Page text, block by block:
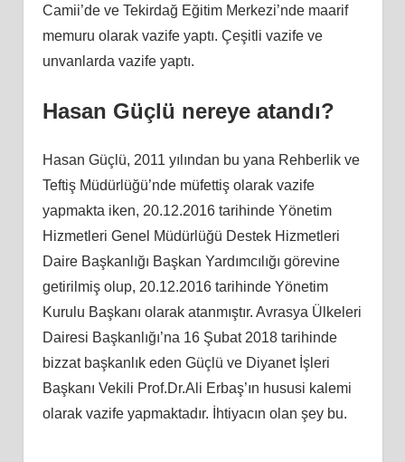
Camii’de ve Tekirdağ Eğitim Merkezi’nde maarif
memuru olarak vazife yaptı. Çeşitli vazife ve
unvanlarda vazife yaptı.
Hasan Güçlü nereye atandı?
Hasan Güçlü, 2011 yılından bu yana Rehberlik ve
Teftiş Müdürlüğü’nde müfettiş olarak vazife
yapmakta iken, 20.12.2016 tarihinde Yönetim
Hizmetleri Genel Müdürlüğü Destek Hizmetleri
Daire Başkanlığı Başkan Yardımcılığı görevine
getirilmiş olup, 20.12.2016 tarihinde Yönetim
Kurulu Başkanı olarak atanmıştır. Avrasya Ülkeleri
Dairesi Başkanlığı’na 16 Şubat 2018 tarihinde
bizzat başkanlık eden Güçlü ve Diyanet İşleri
Başkanı Vekili Prof.Dr.Ali Erbaş’ın hususi kalemi
olarak vazife yapmaktadır. İhtiyacın olan şey bu.